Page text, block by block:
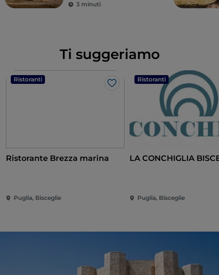
3 minuti
Ti suggeriamo
Ristoranti
Like
Ristorante Brezza marina
Puglia, Bisceglie
Ristoranti
LA CONCHIGLIA
Puglia, Bisceglie